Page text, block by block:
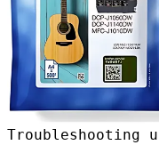
Troubleshooting